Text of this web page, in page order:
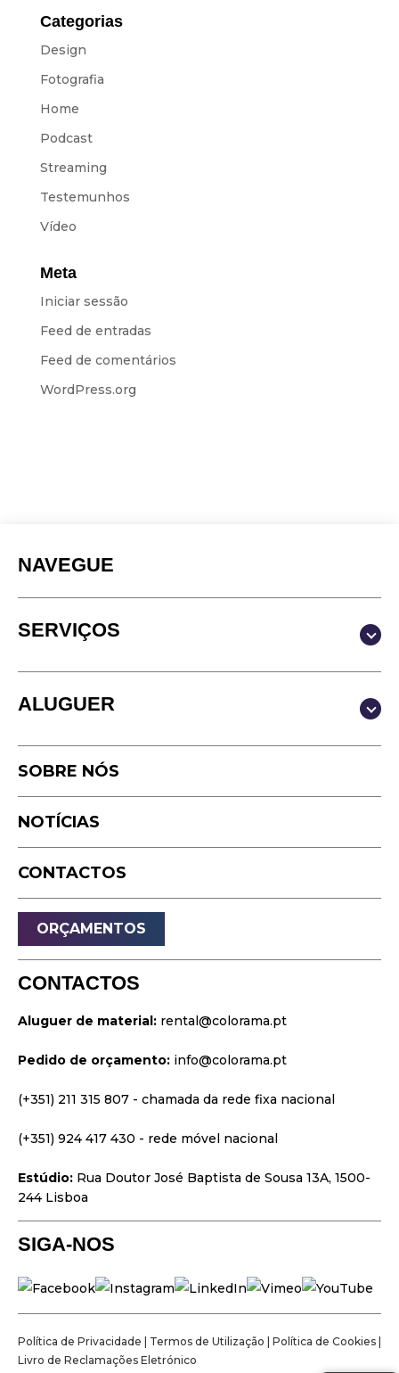
Categorias
Design
Fotografia
Home
Podcast
Streaming
Testemunhos
Vídeo
Meta
Iniciar sessão
Feed de entradas
Feed de comentários
WordPress.org
NAVEGUE
SERVIÇOS
Produção & Conteúdos
Vídeo
Podcast
Timelapse
Drone
Som
Luz
Palcos
Websites
Identidade Visual
ALUGUER
Estúdio
Equipamento
SOBRE NÓS
NOTÍCIAS
CONTACTOS
ORÇAMENTOS
CONTACTOS
Aluguer de material: rental@colorama.pt
Pedido de orçamento: info@colorama.pt
(+351) 211 315 807 - chamada da rede fixa nacional
(+351) 924 417 430 - rede móvel nacional
Estúdio: Rua Doutor José Baptista de Sousa 13A, 1500-
244 Lisboa
SIGA-NOS
Política de Privacidade | Termos de Utilização | Política de Cookies |
Livro de Reclamações Eletrónico